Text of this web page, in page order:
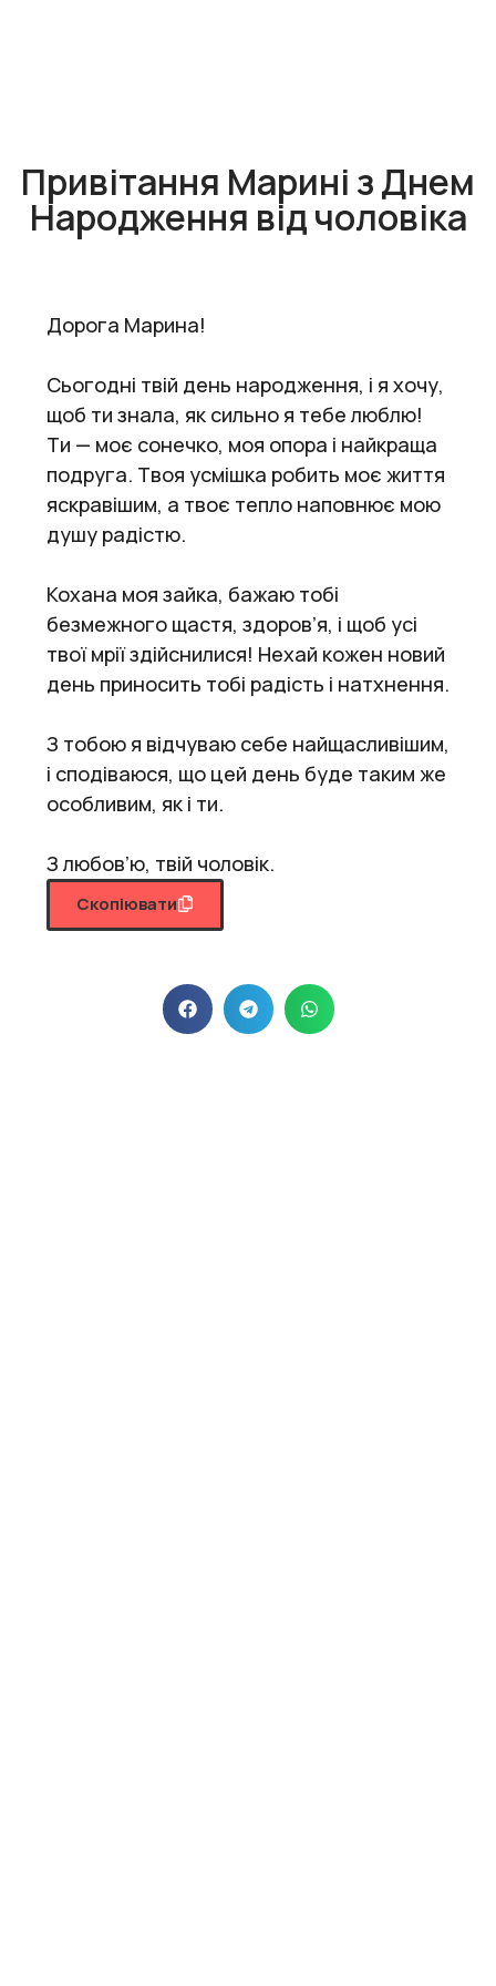
Привітання Марині з Днем
Народження від чоловіка
Дорога Марина!
Сьогодні твій день народження, і я хочу,
щоб ти знала, як сильно я тебе люблю!
Ти — моє сонечко, моя опора і найкраща
подруга. Твоя усмішка робить моє життя
яскравішим, а твоє тепло наповнює мою
душу радістю.
Кохана моя зайка, бажаю тобі
безмежного щастя, здоров’я, і щоб усі
твої мрії здійснилися! Нехай кожен новий
день приносить тобі радість і натхнення.
З тобою я відчуваю себе найщасливішим,
і сподіваюся, що цей день буде таким же
особливим, як і ти.
З любов’ю, твій чоловік.
Скопіювати